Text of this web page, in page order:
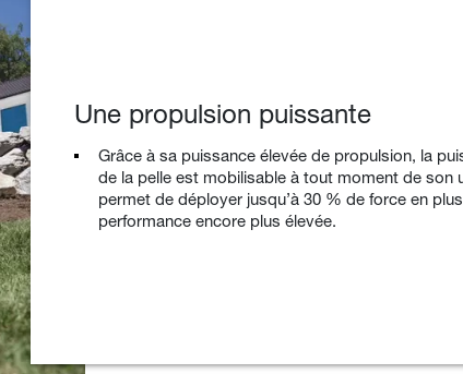
Une propulsion puissante
Grâce à sa puissance élevée de propulsion, la
de la pelle est mobilisable à tout moment de son
permet de déployer jusqu’à 30 % de force en
performance encore plus élevée.